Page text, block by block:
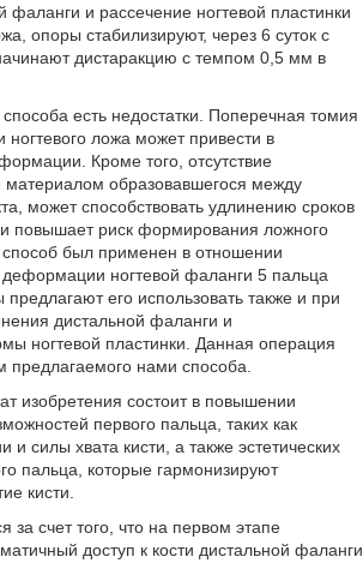
фаланги и рассечение ногтевой пластинки
опоры стабилизируют, через 6 суток с
дистаракцию с темпом 0,5 мм в
есть недостатки. Поперечная томия
ногтевого ложа может привести в
Кроме того, отсутствие
материалом образовавшегося между
может способствовать удлинению сроков
и повышает риск формирования ложного
был применен в отношении
деформации ногтевой фаланги 5 пальца
предлагают его использовать также и при
дистальной фаланги и
ногтевой пластинки. Данная операция
предлагаемого нами способа.
изобретения состоит в повышении
первого пальца, таких как
и силы хвата кисти, а также эстетических
пальца, которые гармонизируют
кисти.
за счет того, что на первом этапе
доступ к кости дистальной фаланги